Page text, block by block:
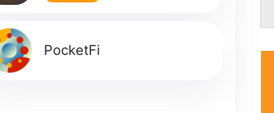
PocketFi